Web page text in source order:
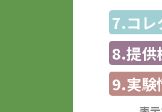
7.コレ
8.提供
9.実験